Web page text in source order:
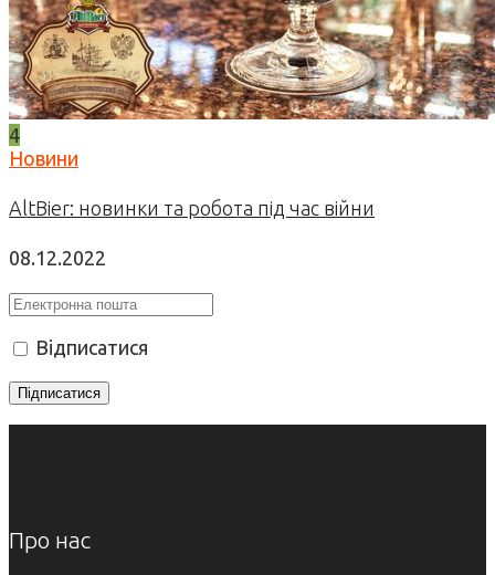
4
Новини
AltBier: новинки та робота під час війни
08.12.2022
Відписатися
Про нас